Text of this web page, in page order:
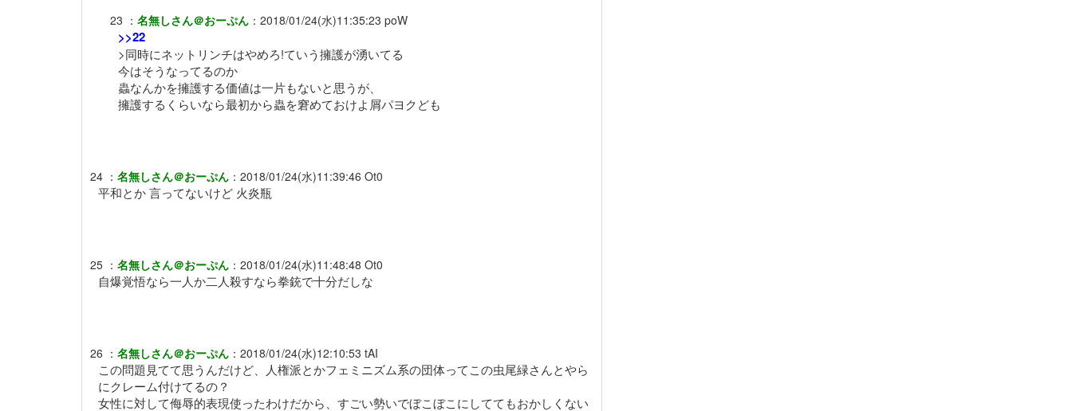
23 ： 名無しさん＠おーぷん ： 2018/01/24(水)11:35:23 poW
>>22
>同時にネットリンチはやめろ!ていう擁護が湧いてる
今はそうなってるのか
蟲なんかを擁護する価値は一片もないと思うが、
擁護するくらいなら最初から蟲を窘めておけよ屑パヨクども
24 ： 名無しさん＠おーぷん ： 2018/01/24(水)11:39:46 Ot0
平和とか 言ってないけど 火炎瓶
25 ： 名無しさん＠おーぷん ： 2018/01/24(水)11:48:48 Ot0
自爆覚悟なら一人か二人殺すなら拳銃で十分だしな
26 ： 名無しさん＠おーぷん ： 2018/01/24(水)12:10:53 tAI
この問題見てて思うんだけど、人権派とかフェミニズム系の団体ってこの虫尾緑さんとやら
にクレーム付けてるの？
女性に対して侮辱的表現使ったわけだから、すごい勢いでぼこぼこにしててもおかしくない